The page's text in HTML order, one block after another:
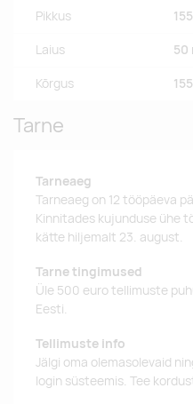
Pikkus
Laius 50
Kõrgus
Tarne
Tarneaeg
Tarneaeg on 12 tööpäeva
Kinnitades kujunduse ühe
kätte hiljemalt 23. august.
Tarne tingimused
Üle 500 euro tellimuste
Eesti.
Tellimuste info
Jälgi oma olemasolevaid
login süsteemis. Tee